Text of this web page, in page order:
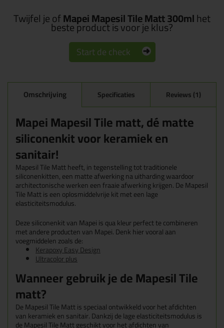
Twijfel je ofMapei Mapesil Tile Matt 300mlhet
beste product is voor je klus?
Start de check
Omschrijving Specificaties Reviews (1)
Mapei Mapesil Tile matt, dé matte
siliconenkit voor keramiek en
sanitair!
Mapesil Tile Matt heeft, in tegenstelling tot traditionele
siliconenkitten, een matte afwerking na uitharding waardoor
architectonische werken een fraaie afwerking krijgen. De Mapesil
Tile Matt is een oplosmiddelvrije kit met een lage
elasticiteitsmodulus.
Deze siliconenkit van Mapei is qua kleur perfect te combineren
met andere producten van Mapei. Denk hier vooral aan
voegmiddelen zoals de:
Kerapoxy Easy Design
Ultracolor plus
Wanneer gebruik je de Mapesil Tile
matt?
De Mapesil Tile Matt is speciaal ontwikkeld voor het afdichten
van keramiek en sanitair. Dankzij de lage elasticiteitsmodulus is
de Mapesil Tile Matt geschikt voor het afdichten van